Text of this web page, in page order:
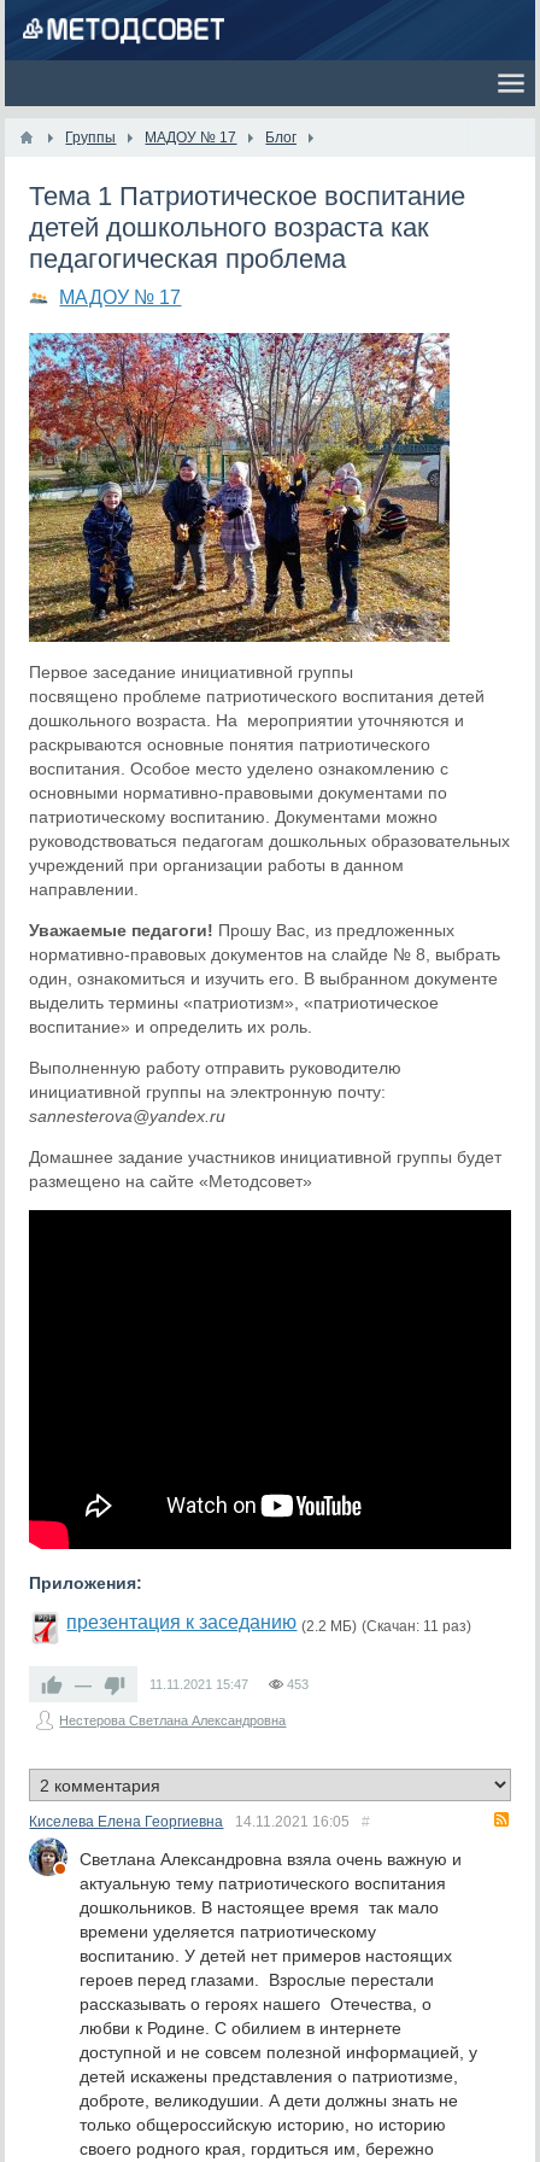
Группы МАДОУ № 17 Блог
Тема 1 Патриотическое воспитание
детей дошкольного возраста как
педагогическая проблема
МАДОУ № 17
Первое заседание инициативной группы
посвящено проблеме патриотического воспитания детей
дошкольного возраста. На мероприятии уточняются и
раскрываются основные понятия патриотического
воспитания. Особое место уделено ознакомлению с
основными нормативно-правовыми документами по
патриотическому воспитанию. Документами можно
руководствоваться педагогам дошкольных образовательных
учреждений при организации работы в данном
направлении.
Уважаемые педагоги! Прошу Вас, из предложенных
нормативно-правовых документов на слайде № 8, выбрать
один, ознакомиться и изучить его. В выбранном документе
выделить термины «патриотизм», «патриотическое
воспитание» и определить их роль.
Выполненную работу отправить руководителю
инициативной группы на электронную почту:
sannesterova@yandex.ru
Домашнее задание участников инициативной группы будет
размещено на сайте «Методсовет»
Приложения:
презентация к заседанию (2.2 МБ) (Скачан: 11 раз)
— 11.11.2021 15:47 453
Нестерова Светлана Александровна
Киселева Елена Георгиевна 14.11.2021 16:05 #
Светлана Александровна взяла очень важную и
актуальную тему патриотического воспитания
дошкольников. В настоящее время так мало
времени уделяется патриотическому
воспитанию. У детей нет примеров настоящих
героев перед глазами. Взрослые перестали
рассказывать о героях нашего Отечества, о
любви к Родине. С обилием в интернете
доступной и не совсем полезной информацией, у
детей искажены представления о патриотизме,
доброте, великодушии. А дети должны знать не
только общероссийскую историю, но историю
своего родного края, гордиться им, бережно